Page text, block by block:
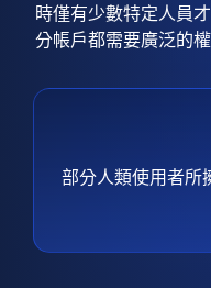
時僅有少數特定人員
分帳戶都需要廣泛的
部分人類使用者所